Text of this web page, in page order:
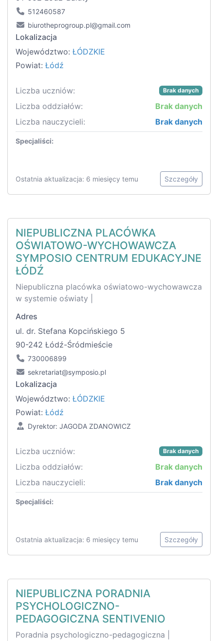
512460587
biurotheprogroup.pl@gmail.com
Lokalizacja
Województwo: ŁÓDZKIE
Powiat: Łódź
Liczba uczniów: Brak danych
Liczba oddziałów:
Brak danych
Liczba nauczycieli:
Brak danych
Specjaliści:
Ostatnia aktualizacja: 6 miesięcy temu Szczegóły
NIEPUBLICZNA PLACÓWKA
OŚWIATOWO-WYCHOWAWCZA
SYMPOSIO CENTRUM EDUKACYJNE
ŁÓDŹ
Niepubliczna placówka oświatowo-wychowawcza
w systemie oświaty |
Adres
ul. dr. Stefana Kopcińskiego 5
90-242 Łódź-Śródmieście
730006899
sekretariat@symposio.pl
Lokalizacja
Województwo: ŁÓDZKIE
Powiat: Łódź
Dyrektor: JAGODA ZDANOWICZ
Liczba uczniów: Brak danych
Liczba oddziałów:
Brak danych
Liczba nauczycieli:
Brak danych
Specjaliści:
Ostatnia aktualizacja: 6 miesięcy temu Szczegóły
NIEPUBLICZNA PORADNIA
PSYCHOLOGICZNO-
PEDAGOGICZNA SENTIVENIO
Poradnia psychologiczno-pedagogiczna |